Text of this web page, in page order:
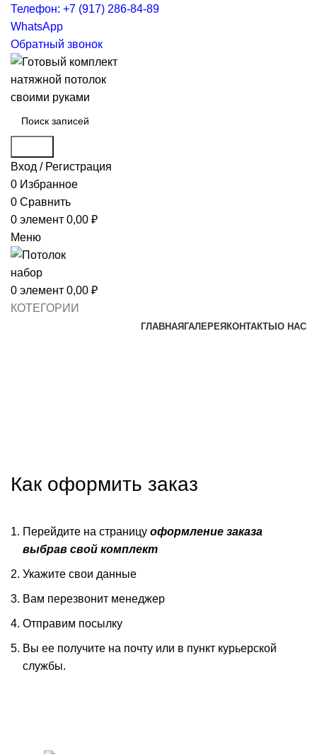
Телефон: +7 (917) 286-84-89
WhatsApp
Обратный звонок
Вход / Регистрация
0 Избранное
0 Сравнить
0 элемент 0,00 ₽
Меню
0 элемент 0,00 ₽
КОТЕГОРИИ
ГЛАВНАЯ ГАЛЕРЕЯ КОНТАКТЫ О НАС
Как оформить заказ
Перейдите на страницу оформление заказа
выбрав свой комплект
Укажите свои данные
Вам перезвонит менеджер
Отправим посылку
Вы ее получите на почту или в пункт курьерской
службы.